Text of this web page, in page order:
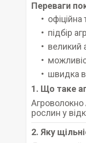
Переваги
підбір
великий
швидка
1. Що таке
Агроволокно
рослин у
2. Яку